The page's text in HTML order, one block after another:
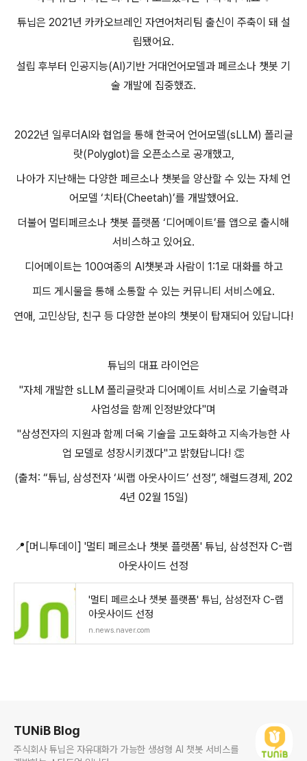
튜닙은 2021년 카카오브레인 자연어처리팀 출신이 주축이 돼 설
립됐어요.
설립 후부터 인공지능(AI)기반 거대언어모델과 페르소나 챗봇 기
술 개발에 집중했죠.
2022년 일루더AI와 협업을 통해 한국어 언어모델(sLLM) 폴리글
랏(Polyglot)을 오픈소스로 공개했고,
나아가 지난해는 다양한 페르소나 챗봇을 양산할 수 있는 자체 언
어모델 ‘치타(Cheetah)’를 개발했어요.
더불어 멀티페르소나 챗봇 플랫폼 ‘디어메이트’를 앱으로 출시해
서비스하고 있어요.
디어메이트는 100여종의 AI챗봇과 사람이 1:1로 대화를 하고
피드 게시물을 통해 소통할 수 있는 커뮤니티 서비스에요.
연애, 고민상담, 친구 등 다양한 분야의 챗봇이 탑재되어 있답니다!
튜닙의 대표 라이언은
"자체 개발한 sLLM 폴리글랏과 디어메이트 서비스로 기술력과
사업성을 함께 인정받았다"며
"삼성전자의 지원과 함께 더욱 기술을 고도화하고 지속가능한 사
업 모델로 성장시키겠다"고 밝혔답니다! 👏
(출처: “튜닙, 삼성전자 ‘씨랩 아웃사이드’ 선정”, 해럴드경제, 202
4년 02월 15일)
📍[머니투데이] '멀티 페르소나 챗봇 플랫폼' 튜닙, 삼성전자 C-랩
아웃사이드 선정
'멀티 페르소나 챗봇 플랫폼' 튜닙, 삼성전자 C-랩
아웃사이드 선정
n.news.naver.com
TUNiB Blog
주식회사 튜닙은 자유대화가 가능한 생성형 AI 챗봇 서비스를